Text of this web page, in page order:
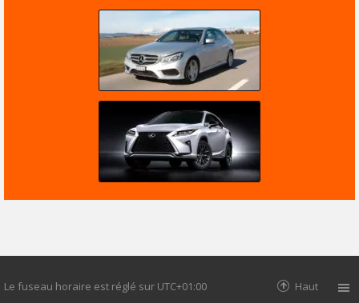
Le fuseau horaire est réglé sur UTC+01:00 Haut